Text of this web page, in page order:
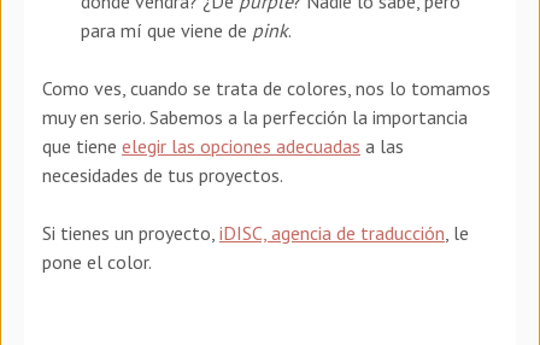
para mí que viene de pink.
Como ves, cuando se trata de colores, nos lo tomamos
muy en serio. Sabemos a la perfección la importancia
que tiene elegir las opciones adecuadas a las
necesidades de tus proyectos.
Si tienes un proyecto, iDISC, agencia de traducción , le
pone el color.